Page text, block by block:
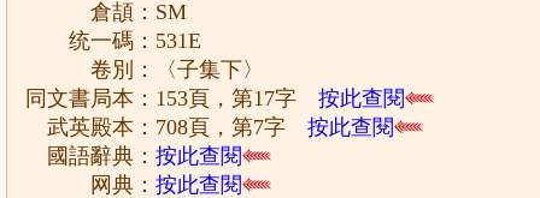
倉頡：SM
统一碼：531E
卷別：〈子集下〉
同文書局本：153頁，第17字按此查閱
武英殿本：708頁，第7字按此查閱
國語辭典：按此查閱
网典：按此查閱